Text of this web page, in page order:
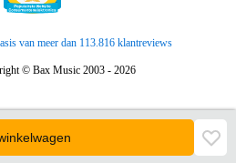
van meer dan 113.816 klantreviews
© Bax Music 2003 - 2026